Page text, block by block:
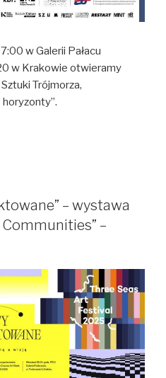
w Galerii Pałacu
w Krakowie otwieramy
Trójmorza,
– wystawa
–